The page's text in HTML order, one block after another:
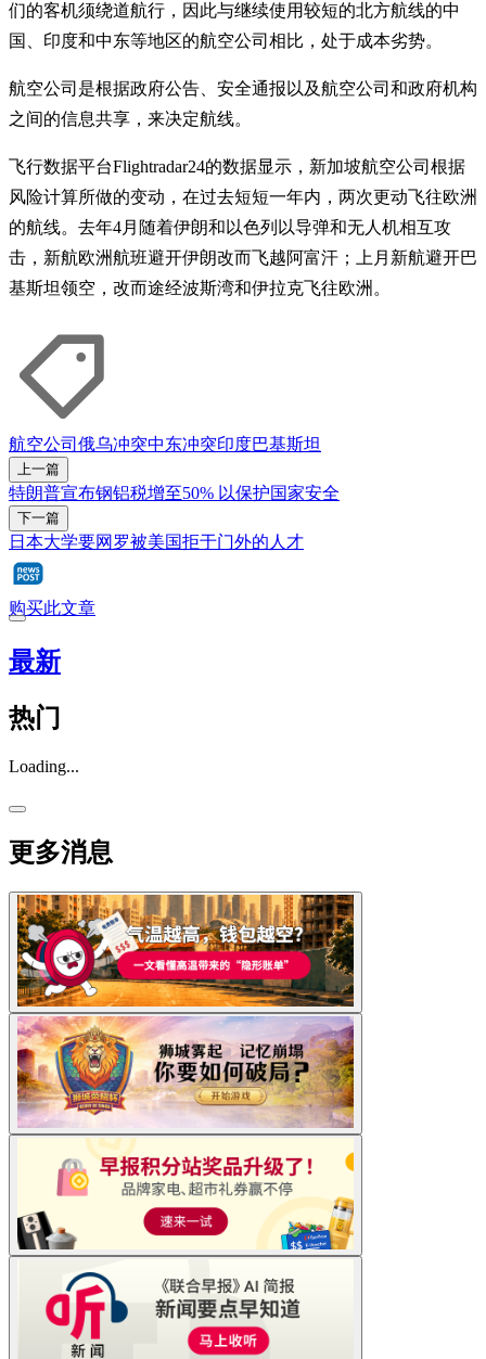
们的客机须绕道航行，因此与继续使用较短的北方航线的中
国、印度和中东等地区的航空公司相比，处于成本劣势。
航空公司是根据政府公告、安全通报以及航空公司和政府机构
之间的信息共享，来决定航线。
飞行数据平台Flightradar24的数据显示，新加坡航空公司根据
风险计算所做的变动，在过去短短一年内，两次更动飞往欧洲
的航线。去年4月随着伊朗和以色列以导弹和无人机相互攻
击，新航欧洲航班避开伊朗改而飞越阿富汗；上月新航避开巴
基斯坦领空，改而途经波斯湾和伊拉克飞往欧洲。
航空公司 俄乌冲突中东冲突印度巴基斯坦
上一篇
特朗普宣布钢铝税增至50% 以保护国家安全
下一篇
日本大学要网罗被美国拒于门外的人才
购买此文章
最新
热门
Loading...
更多消息